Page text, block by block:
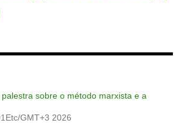
sobre o método marxista e a
GMT+3 2026